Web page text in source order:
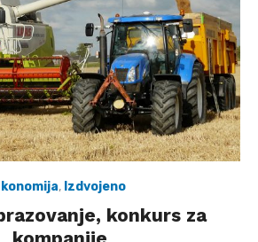
, Izdvojeno
konkurs za